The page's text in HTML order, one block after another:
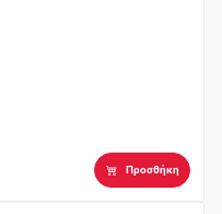
Προσθήκη